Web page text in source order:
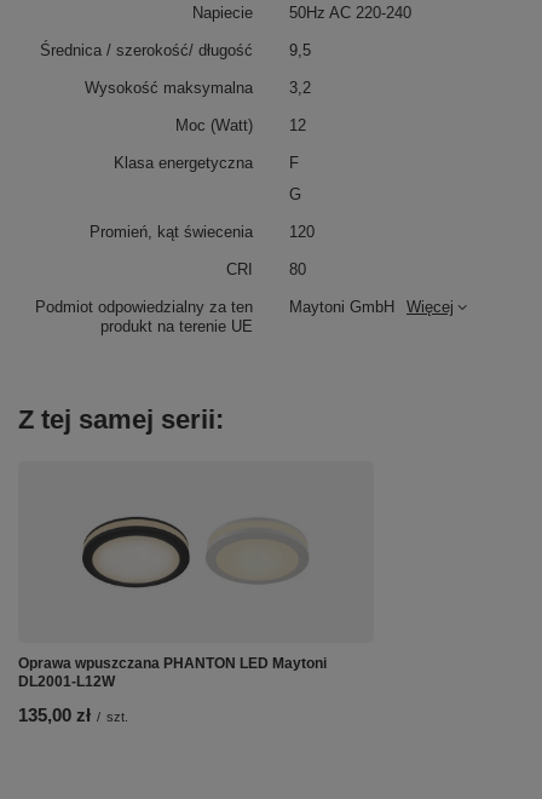
Podmiot odpowiedzialny za ten
produkt na terenie UE
Maytoni GmbH Więcej
Napiecie 50Hz AC 220-240
Średnica / szerokość/ długość 9,5
Wysokość maksymalna 3,2
Moc (Watt) 12
Klasa energetyczna
F
G
Promień, kąt świecenia 120
CRI 80
Z tej samej serii:
Oprawa wpuszczana PHANTON LED Maytoni
DL2001-L12W
135,00 zł / szt.